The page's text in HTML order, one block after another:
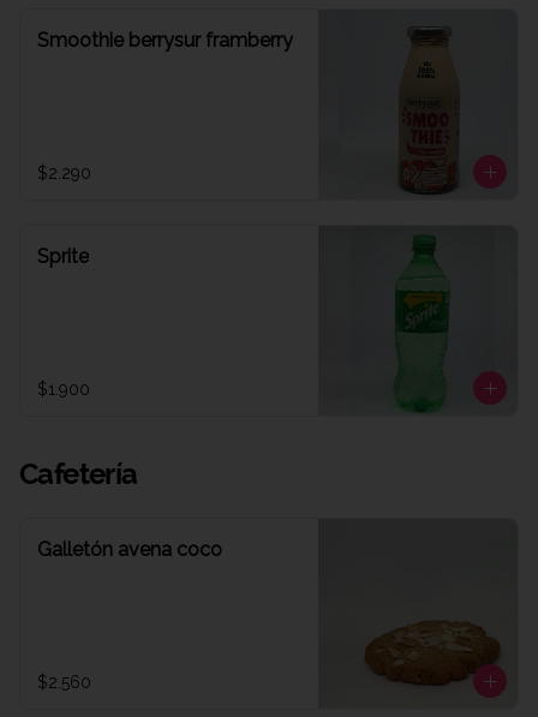
Smoothie berrysur framberry
$2.290
Sprite
$1.900
Cafetería
Galletón avena coco
$2.560